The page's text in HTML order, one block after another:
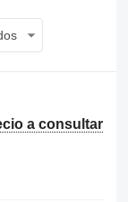
a consultar